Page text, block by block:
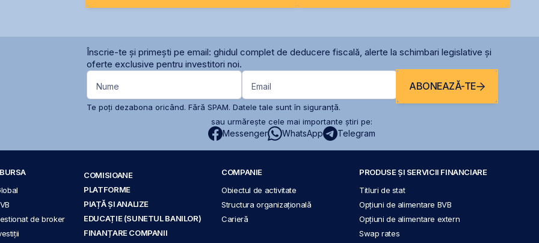
Înscrie-te și primești pe email: ghidul complet de deducere fiscală, alerte la schimbari legislative și
oferte exclusive pentru investitori noi.
Nume Email ABONEAZĂ-TE
Te poți dezabona oricând. Fără SPAM. Datele tale sunt în siguranță.
sau urmărește cele mai importante știri pe:
Messenger WhatsApp Telegram
de broker
COMISIOANE
PLATFORME
PIAȚĂ ȘI ANALIZE
EDUCAȚIE (SUNETUL BANILOR)
FINANȚARE COMPANII
COMPANIE
Obiectul de activitate
Structura organizațională
Carieră
PRODUSE ȘI SERVICII FINANCIARE
Titluri de stat
Opțiuni de alimentare BVB
Opțiuni de alimentare extern
Swap rates